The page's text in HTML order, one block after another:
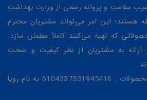
سلامت و پروانه رسمی از وزارت بهداشت
هستند؛ این امر می‌تواند مشتریان محترم
که تهیه می‌کنند کاملاً مطمئن سازد.
به مشتریان از نظر کیفیت و صحت
شماره کارت جهت خرید محصولات : 6104337531945416 به نام رویا